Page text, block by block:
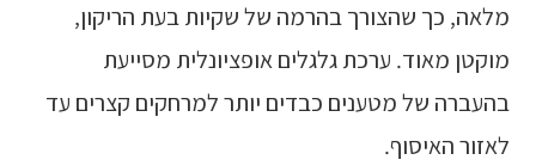
מלאה, כך שהצורך בהרמה של שקיות בעת הריקון,
מוקטן מאוד. ערכת גלגלים אופציונלית מסייעת
בהעברה של מטענים כבדים יותר למרחקים קצרים עד
לאזור האיסוף.